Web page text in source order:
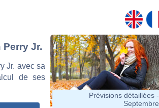
Perry Jr.
Jr. avec sa
de ses
Prévisions détaillées -
Septembre